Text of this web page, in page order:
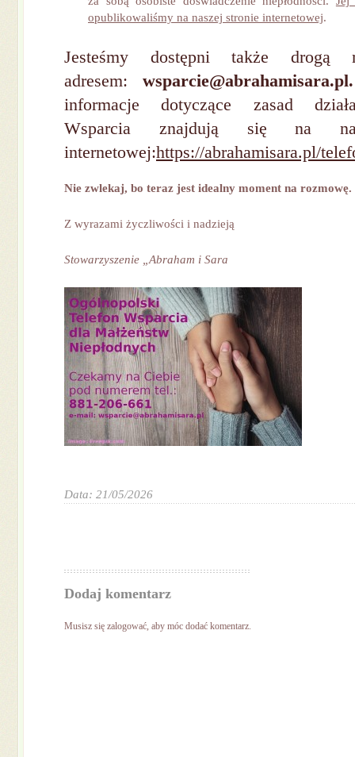
opublikowaliśmy na naszej stronie internetowej.
Jesteśmy dostępni także drogą
adresem:
informacje dotyczące zasad
Wsparcia znajdują się na
internetowej:https://abrahamisara.pl/
Nie zwlekaj, bo teraz jest idealny moment na rozmowę.
Z wyrazami życzliwości i nadzieją
Stowarzyszenie „Abraham i Sara
Data: 21/05/2026
Dodaj komentarz
Musisz się zalogować, aby móc dodać komentarz.